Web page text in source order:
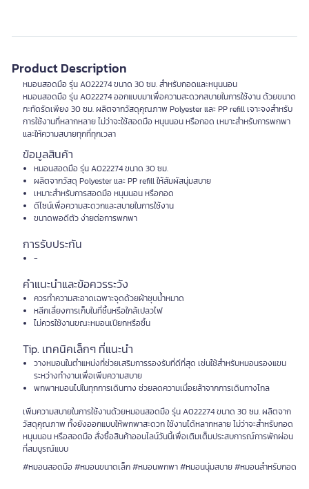
Product Description
หมอนสอดมือ รุ่น A022274 ขนาด 30 ซม. สำหรับกอดและหนุนนอน
หมอนสอดมือ รุ่น A022274 ออกแบบมาเพื่อความสะดวกสบายในการใช้งาน ด้วยขนาด
กะทัดรัดเพียง 30 ซม. ผลิตจากวัสดุคุณภาพ Polyester และ PP refill เจาะจงสำหรับ
การใช้งานที่หลากหลาย ไม่ว่าจะใช้สอดมือ หนุนนอน หรือกอด เหมาะสำหรับการพกพา
และให้ความสบายทุกที่ทุกเวลา
ข้อมูลสินค้า
หมอนสอดมือ รุ่น A022274 ขนาด 30 ซม.
ผลิตจากวัสดุ Polyester และ PP refill ให้สัมผัสนุ่มสบาย
เหมาะสำหรับการสอดมือ หนุนนอน หรือกอด
ดีไซน์เพื่อความสะดวกและสบายในการใช้งาน
ขนาดพอดีตัว ง่ายต่อการพกพา
การรับประกัน
-
คำแนะนำและข้อควรระวัง
ควรทำความสะอาดเฉพาะจุดด้วยผ้าชุบน้ำหมาด
หลีกเลี่ยงการเก็บในที่ชื้นหรือใกล้เปลวไฟ
ไม่ควรใช้งานขณะหมอนเปียกหรือชื้น
Tip. เทคนิคเล็กๆ ที่แนะนำ
วางหมอนในตำแหน่งที่ช่วยเสริมการรองรับที่ดีที่สุด เช่นใช้สำหรับหมอนรองแขน
ระหว่างทำงานเพื่อเพิ่มความสบาย
พกพาหมอนไปในทุกการเดินทาง ช่วยลดความเมื่อยล้าจากการเดินทางไกล
เพิ่มความสบายในการใช้งานด้วยหมอนสอดมือ รุ่น A022274 ขนาด 30 ซม. ผลิตจาก
วัสดุคุณภาพ ทั้งยังออกแบบให้พกพาสะดวก ใช้งานได้หลากหลาย ไม่ว่าจะสำหรับกอด
หนุนนอน หรือสอดมือ สั่งซื้อสินค้าออนไลน์วันนี้เพื่อเติมเต็มประสบการณ์การพักผ่อน
ที่สมบูรณ์แบบ
#หมอนสอดมือ #หมอนขนาดเล็ก #หมอนพกพา #หมอนนุ่มสบาย #หมอนสำหรับกอด